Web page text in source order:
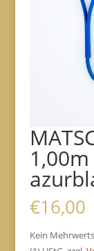
€16,00
Kein